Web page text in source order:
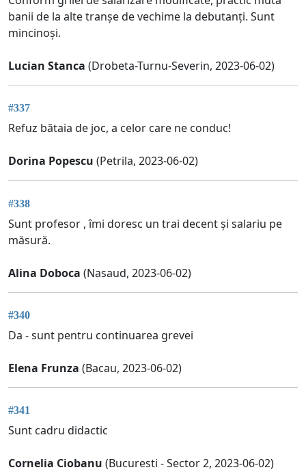
banii de la alte tranșe de vechime la debutanți. Sunt
mincinoși.
Lucian Stanca (Drobeta-Turnu-Severin, 2023-06-02)
#337
Refuz bătaia de joc, a celor care ne conduc!
Dorina Popescu (Petrila, 2023-06-02)
#338
Sunt profesor , îmi doresc un trai decent și salariu pe
măsură.
Alina Doboca (Nasaud, 2023-06-02)
#340
Da - sunt pentru continuarea grevei
Elena Frunza (Bacau, 2023-06-02)
#341
Sunt cadru didactic
Cornelia Ciobanu (Bucuresti - Sector 2, 2023-06-02)